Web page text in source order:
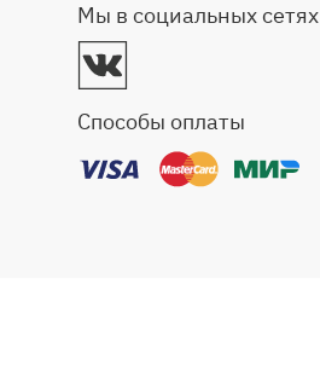
Мы в социальных сетях
Способы оплаты